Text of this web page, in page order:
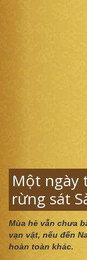
Một ngày
rừng sát
Mùa hè vẫn chưa
vạn vật, nếu đến
hoàn toàn khác.